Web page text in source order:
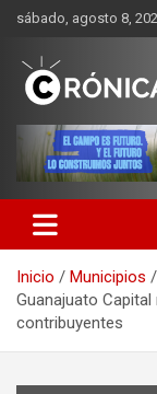
Saltar
contenido
sábado, agosto 8,
Inicio
Municipios
Guanajuato
contribuyentes